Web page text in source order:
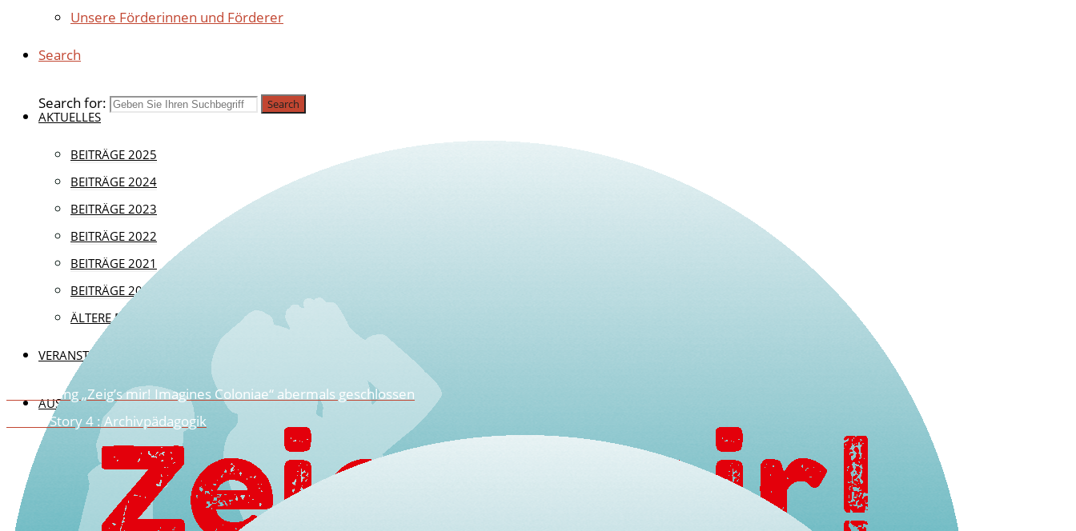
Unsere Förderinnen und Förderer
Search
Search for: Search
AKTUELLES
BEITRÄGE 2025
BEITRÄGE 2024
BEITRÄGE 2023
BEITRÄGE 2022
BEITRÄGE 2021
BEITRÄGE 2020
ÄLTERE BEITRÄGE
VERANSTALTUNGEN
AUS DEM ARCHIV
AUSSTELLUNGEN DES HISTORISCHEN ARCHIVS
ZEIG’S MIR! IMAGINES COLONIAE 2020
VON JAKOB ZU JACQUES 2019 / 2020
PARALLELUNIVERSUM 2019
Ausstellung „Zeig’s mir! Imagines Coloniae“ abermals geschlossen
Archiv-Story 4 : Archivpädagogik